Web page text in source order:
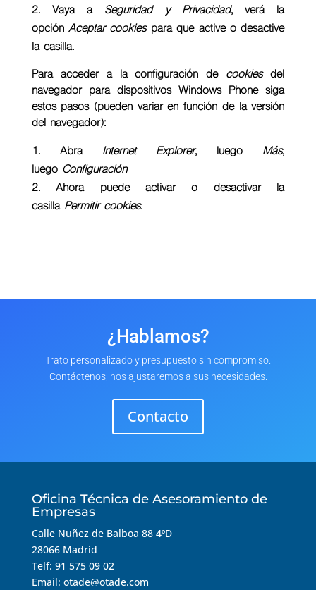
Vaya a
Seguridad y Privacidad, verá la
opción Aceptar cookies para que active o desactive
la casilla.
Para acceder a la configuración de cookies del
navegador para dispositivos Windows Phone siga
estos pasos (pueden variar en función de la versión
del navegador):
Abra
Internet Explorer, luego Más,
luego Configuración
Ahora puede activar o desactivar la
casilla Permitir cookies.
¿Hablamos?
Trato personalizado y presupuesto sin compromiso.
Contáctenos, nos ajustaremos a sus necesidades.
Contacto
Oficina Técnica de Asesoramiento de
Empresas
Calle Nuñez de Balboa 88 4ºD
28066 Madrid
Telf: 91 575 09 02
Email: otade@otade.com